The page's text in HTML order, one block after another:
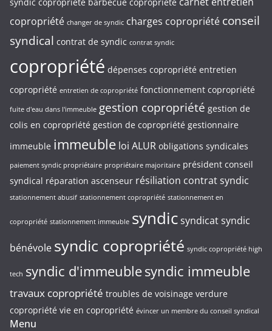
copropriété changer de syndic charges copropriété conseil
syndical contrat de syndic contrat syndic
copropriété dépenses copropriété entretien
copropriété entretien de copropriété fonctionnement copropriété
fuite d'eau dans l'immeuble gestion copropriété gestion de
colis en copropriété gestion de copropriété gestionnaire
immeuble immeuble loi ALUR obligations syndicales
paiement syndic propriétaire propriétaire majoritaire président conseil
syndical réparation ascenseur résiliation contrat syndic
stationnement abusif stationnement copropriété stationnement en
copropriété stationnement immeuble syndicsyndicatsyndic
bénévole syndic copropriété syndic copropriété high
tech syndic d'immeublesyndic immeuble
travaux copropriété troubles de voisinage verdure
copropriété vie en copropriété évincer un membre du conseil syndical
Menu